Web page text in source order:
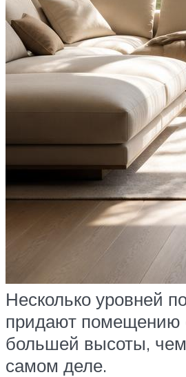
Несколько уровней
придают
большей высоты,
самом деле.